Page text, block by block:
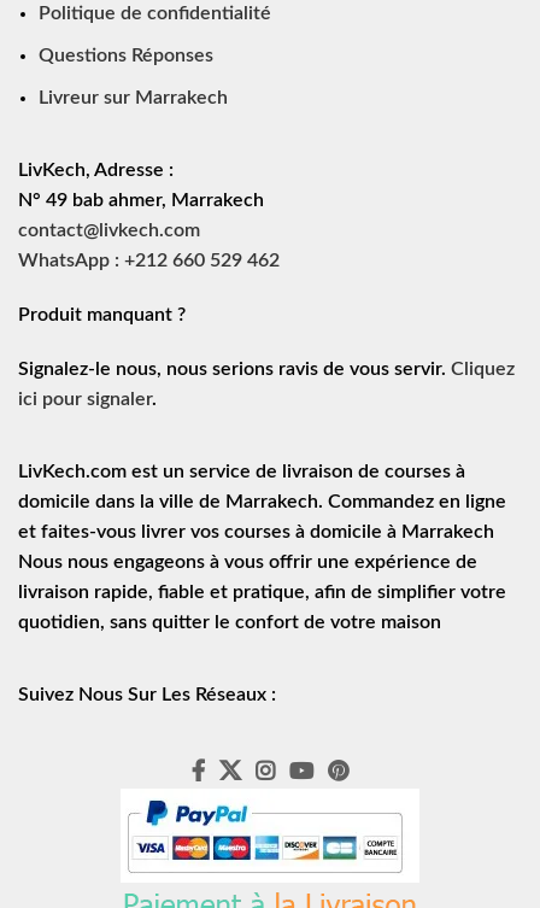
Politique de confidentialité
Questions Réponses
Livreur sur Marrakech
LivKech, Adresse :
N° 49 bab ahmer, Marrakech
contact@livkech.com
WhatsApp : +212 660 529 462
Produit manquant ?
Signalez-le nous, nous serions ravis de vous servir. Cliquez
ici pour signaler.
LivKech.com est un service de
livraison de courses à
domicile dans la ville de Marrakech. Commandez en ligne
et faites-vous livrer vos courses à domicile à Marrakech
Nous nous engageons à vous offrir une expérience de
livraison rapide, fiable et pratique, afin de simplifier votre
quotidien, sans quitter le confort de votre maison
Suivez Nous Sur Les Réseaux :